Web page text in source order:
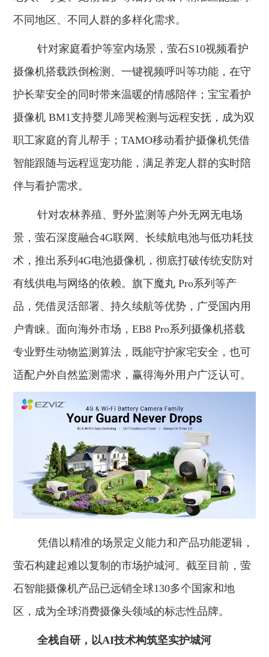
不同地区、不同人群的多样化需求。
针对家庭看护等室内场景，萤石S10视频看护
摄像机搭载跌倒检测、一键视频呼叫等功能，在守
护长辈安全的同时带来温暖的情感陪伴；宝宝看护
摄像机 BM1支持婴儿啼哭检测与远程安抚，成为双
职工家庭的育儿帮手；TAMO移动看护摄像机凭借
智能跟随与远程逗宠功能，满足养宠人群的实时陪
伴与看护需求。
针对农林养殖、野外监测等户外无网无电场
景，萤石深度融合4G联网、长续航电池与低功耗技
术，推出系列4G电池摄像机，彻底打破传统安防对
有线供电与网络的依赖。旗下魔丸 Pro系列等产
品，凭借灵活部署、持久续航等优势，广受国内用
户青睐。面向海外市场，EB8 Pro系列摄像机搭载
专业野生动物监测算法，既能守护家宅安全，也可
适配户外自然监测需求，赢得海外用户广泛认可。
凭借以精准的场景定义能力和产品功能逻辑，
萤石构建起难以复制的市场护城河。截至目前，萤
石智能摄像机产品已远销全球130多个国家和地
区，成为全球消费摄像头领域的标志性品牌。
全栈自研 ， 以AI技术构筑坚实护城河